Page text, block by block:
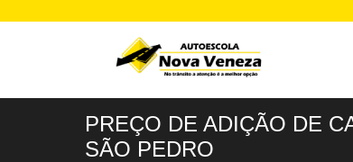
PREÇO DE ADIÇÃO DE
SÃO PEDRO